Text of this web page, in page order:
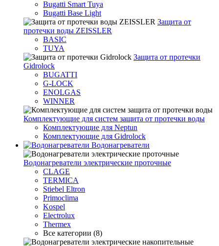
Bugatti Smart Tuya
Bugatti Base Light
Защита от
протечки воды ZEISSLER
BASIC
TUYA
Защита от протечки
Gidrolock
BUGATTI
G-LOCK
ENOLGAS
WINNER
Комплектующие для систем защита от протечки воды
Комплектующие для Neptun
Комплектующие для Gidrolock
Водонагреватели
Водонагреватeли электрические проточные
CLAGE
TERMICA
Stiebel Eltron
Primoclima
Kospel
Electrolux
Thermex
Все категории (8)